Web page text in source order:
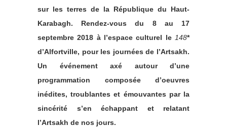
sur les terres de la République du Haut-
Karabagh. Rendez-vous du 8 au 17
septembre 2018 à l’espace culturel le 148*
d’Alfortville, pour les journées de l’Artsakh.
Un événement axé autour d’une
programmation composée d’oeuvres
inédites, troublantes et émouvantes par la
sincérité s’en échappant et relatant
l’Artsakh de nos jours.